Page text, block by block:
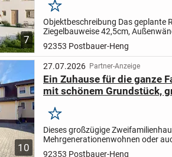
7
Merken
Objektbeschreibung Das geplante
Ziegelbauweise 42,5cm,
Atmungsfähigkeit der Wände
92353 Postbauer-Heng
10
27.07.2026 Partner-Anzeige
Ein Zuhause für die ganze
mit schönem Grundstück,
Merken
Dieses großzügige
Mehrgenerationenwohnen oder
Vermietung.
92353 Postbauer-Heng